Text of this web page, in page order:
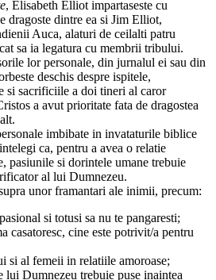
, Elisabeth Elliot impartaseste cu
dragoste dintre ea si Jim Elliot,
Auca, alaturi de ceilalti patru
sa ia legatura cu membrii tribului.
lor personale, din jurnalul ei sau din
deschis despre ispitele,
si sacrificiile a doi tineri al caror
a avut prioritate fata de dragostea
imbibate in invataturile biblice
ca, pentru a avea o relatie
pasiunile si dorintele umane trebuie
al lui Dumnezeu.
unor framantari ale inimii, precum:
si totusi sa nu te pangaresti;
casatoresc, cine este potrivit/a pentru
si al femeii in relatiile amoroase;
lui Dumnezeu trebuie puse inaintea